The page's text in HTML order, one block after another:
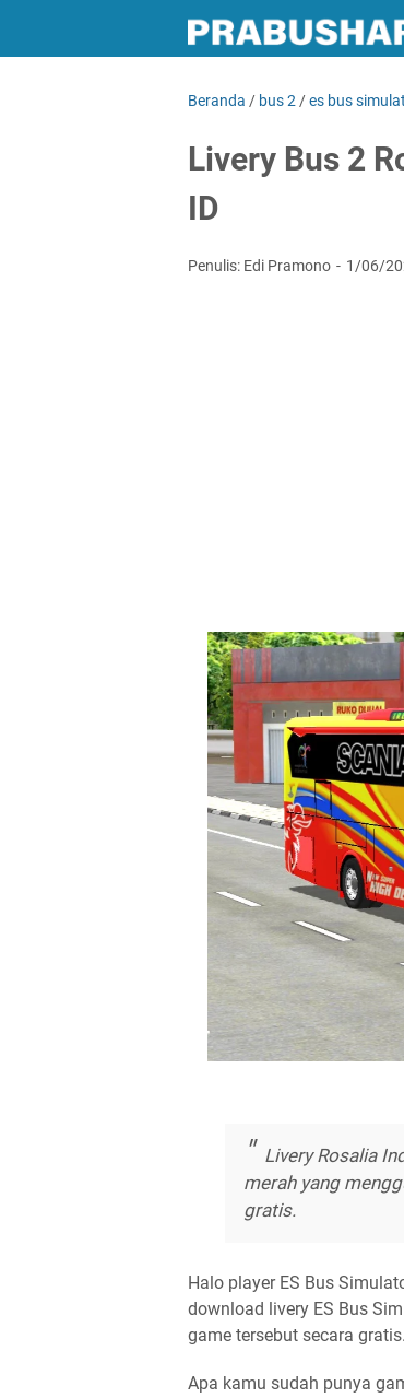
Beranda / bus 2 /es bus
Livery Bus 2
ID
Penulis: Edi Pramono 1/06/
Livery Rosalia
merah yang
gratis.
Halo player ES Bus
download livery ES Bus
game tersebut secara gratis.
Apa kamu sudah punya